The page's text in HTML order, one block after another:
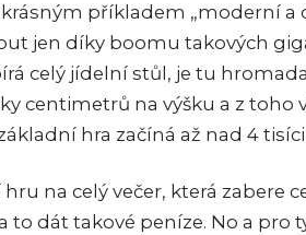
příkladem „moderní a
jen díky boomu takových
celý jídelní stůl, je tu
centimetrů na výšku a z toho
hra začíná až nad 4
na celý večer, která zabere
to dát takové peníze. No a pro